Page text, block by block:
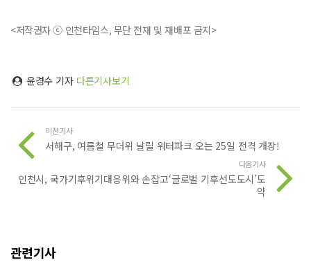
<저작권자 ⓒ 인천타임스, 무단 전재 및 재배포 금지>
윤경수 기자 다른기사보기
이전기사
서해구, 여름철 무더위 날릴 워터파크 오는 25일 전격 개장!
다음기사
인천시, 국가기후위기대응위와 손잡고‘글로벌 기후선도도시’도
약
관련기사